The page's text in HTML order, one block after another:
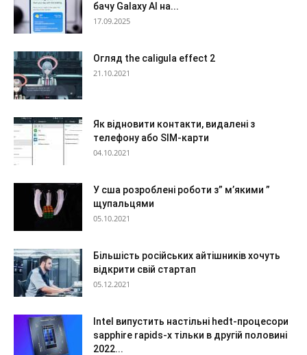
бачу Galaxy AI на...
17.09.2025
Огляд the caligula effect 2
21.10.2021
Як відновити контакти, видалені з
телефону або SIM-карти
04.10.2021
У сша розроблені роботи з” м’якими ”
щупальцями
05.10.2021
Більшість російських айтішників хочуть
відкрити свій стартап
05.12.2021
Intel випустить настільні hedt-процесори
sapphire rapids-x тільки в другій половині
2022...